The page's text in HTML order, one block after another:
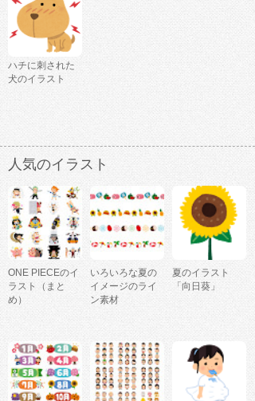
ハチに刺された
犬のイラスト
人気のイラスト
ONE PIECEのイ
ラスト（まと
め）
いろいろな夏の
イメージのライ
ン素材
夏のイラスト
「向日葵」